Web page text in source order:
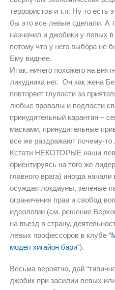
террористов и т.п. Ну то есть
бы это все левые сделали. А
назначил и джобики у левых
потому что у него выбора не
Ему виднее.
Итак, ничего похожего на
ликудника нет. Он как жена
повторяет глупости за
любые провалы и подлости
принудительный карантин –
масками, принудительные
все же раздражают почему-то
Кстати НЕКОТОРЫЕ наши
ориентируясь на того же
главного врага) иногда
осуждая локдауны, зеленые
ограничения прав и свобод
идеологии (см. решение
на въезд в страну,
левых профессоров в клубе “
модел хигайон бари“).
Весьма вероятно, дай
джобик при засилии левых